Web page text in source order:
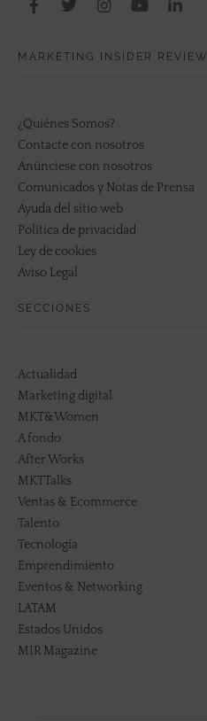
MARKETING INSIDER REVIEW
¿Quiénes Somos?
Contacte con nosotros
Anúnciese con nosotros
Comunicados y Notas de Prensa
Ayuda del sitio web
Política de privacidad
Ley de cookies
Aviso Legal
SECCIONES
Actualidad
Marketing digital
MKT&Women
A fondo
After Works
MKTTalks
Ventas & Ecommerce
Talento
Tecnología
Emprendimiento
Eventos & Networking
LATAM
Estados Unidos
MIR Magazine